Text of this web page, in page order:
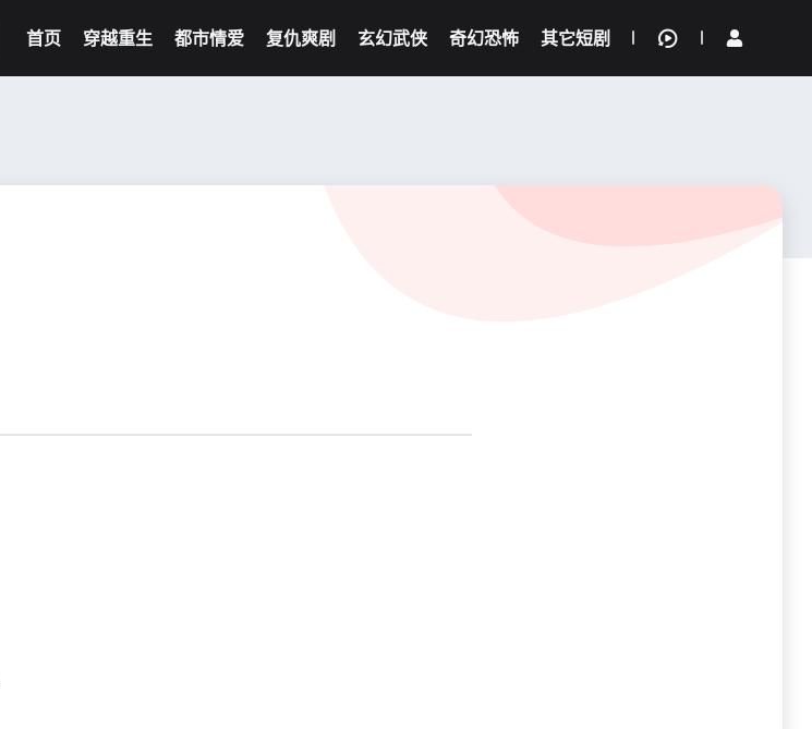
首页 穿越重生 都市情爱 复仇爽剧 玄幻武侠 奇幻恐怖 其它短剧
我的观影记录